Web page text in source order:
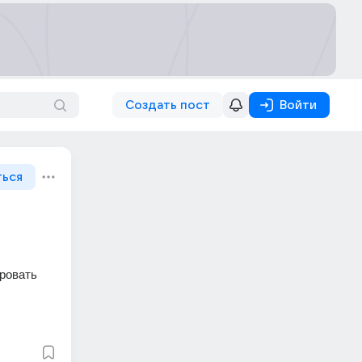
Создать пост Войти